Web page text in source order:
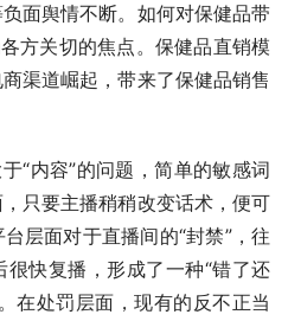
面舆情不断。如何对保健品带
方关切的焦点。保健品直销模
渠道崛起，带来了保健品销售
“内容”的问题，简单的敏感词
只要主播稍稍改变话术，便可
层面对于直播间的“封禁”，往
快复播，形成了一种“错了还
在处罚层面，现有的反不正当